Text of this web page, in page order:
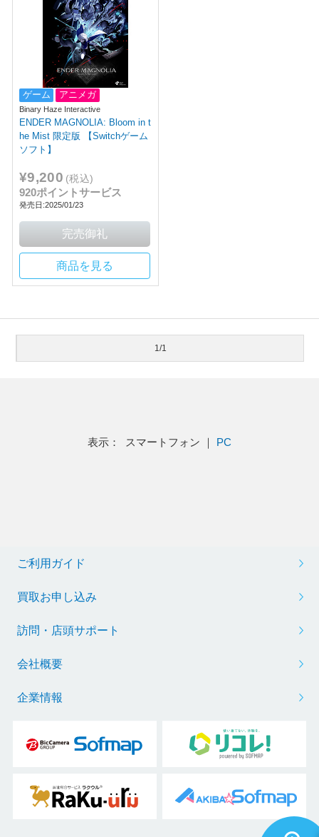
ゲーム アニメガ
Binary Haze Interactive
ENDER MAGNOLIA: Bloom in t
he Mist 限定版 【Switchゲーム
ソフト】
¥9,200 (税込)
920ポイントサービス
発売日:2025/01/23
商品を見る
1/1
表示： スマートフォン ｜ PC
ご利用ガイド
買取お申し込み
訪問・店頭サポート
会社概要
企業情報